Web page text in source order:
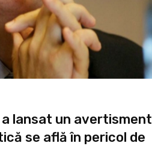
lansat un avertisment
se află în pericol de